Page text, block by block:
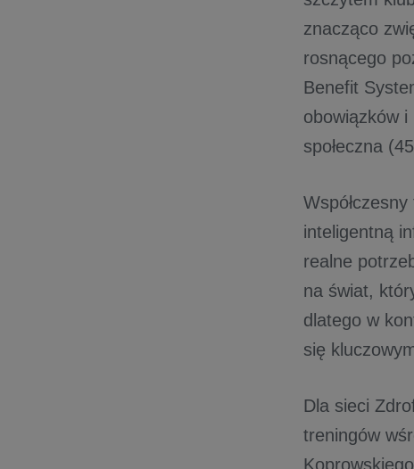
znacząco
rosnącego
Benefit
obowiązków
społeczna
inteligentną
realne
na świat,
dlatego w
się
Dla sieci
treningów